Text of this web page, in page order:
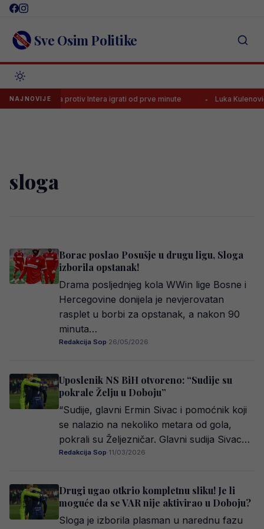
Skip
content Sve Osim Politike
NAJNOVIJEsutra protiv Intera igrati od prve minute Luka Kulenović
sloga
Borac poslao Posušje u drugu ligu, Sloga
izborila opstanak!
Drama posljednjeg kola WWin lige Bosne i
Hercegovine donijela je nevjerovatan
rasplet u borbi za opstanak, a nakon 90
minuta…
Redakcija Sop·26/05/2026
Uposlenik NS BiH otvoreno: “Sudije su
pokrale Želju u Doboju”
“Sudije, glavni Ermin Sivac i pomoćnik koji
se nalazio na nekoliko metara od gola,
pokrali su Željezničar. Glavni sudija Sivac…
Redakcija Sop·11/03/2026
Drugi ugao otkrio kompletnu sliku! Je li
moguće da se VAR nije aktivirao u Doboju?
Sloga je izborila plasman u narednu fazu